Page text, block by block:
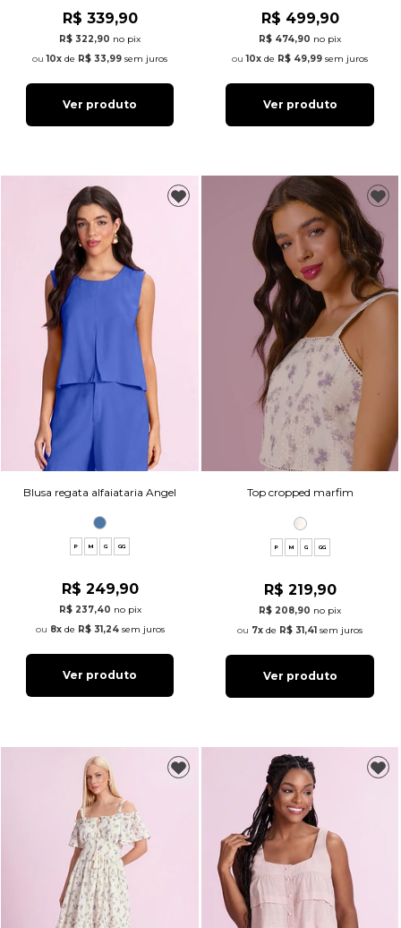
R$ 339,90
R$ 322,90 no pix
10x de R$ 33,99 sem juros
Ver produto
R$ 499,90
R$ 474,90 no pix
10x de R$ 49,99 sem juros
Ver produto
Blusa regata alfaiataria Angel
P M G GG
R$ 249,90
R$ 237,40 no pix
8xde R$ 31,24sem juros
Ver produto
Top cropped marfim
P M G GG
R$ 219,90
R$ 208,90 no pix
7x de R$ 31,41 sem juros
Ver produto